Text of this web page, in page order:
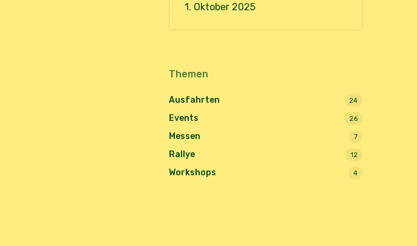
1. Oktober 2025
Themen
Ausfahrten 24
Events 26
Messen 7
Rallye 12
Workshops 4